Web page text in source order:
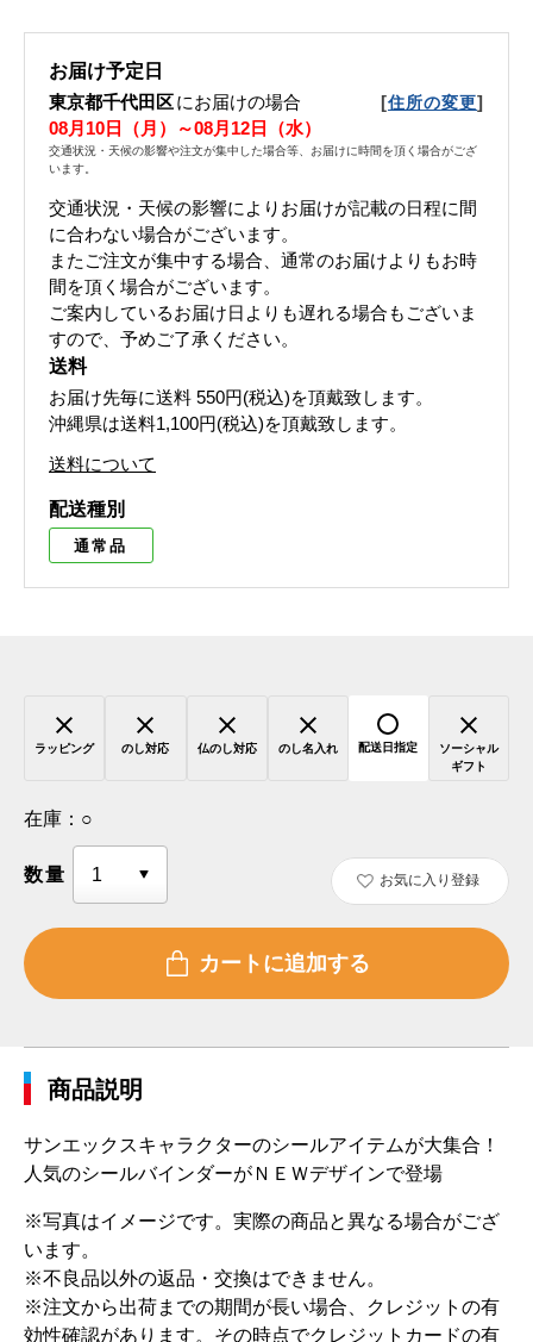
お届け予定日
東京都千代田区にお届けの場合 [住所の変更]
08月10日（月）～08月12日（水）
交通状況・天候の影響や注文が集中した場合等、お届けに時間を頂く場合がござ
います。
交通状況・天候の影響によりお届けが記載の日程に間
に合わない場合がございます。
またご注文が集中する場合、通常のお届けよりもお時
間を頂く場合がございます。
ご案内しているお届け日よりも遅れる場合もございま
すので、予めご了承ください。
送料
お届け先毎に送料 550円(税込)を頂戴致します。
沖縄県は送料1,100円(税込)を頂戴致します。
送料について
配送種別
通常品
ラッピング のし対応 仏のし対応 のし名入れ 配送日指定
ソーシャル
ギフト
在庫： ○
数量 お気に入り登録
商品説明
サンエックスキャラクターのシールアイテムが大集合！
人気のシールバインダーがＮＥＷデザインで登場
※写真はイメージです。実際の商品と異なる場合がござ
います。
※不良品以外の返品・交換はできません。
※注文から出荷までの期間が長い場合、クレジットの有
効性確認があります。その時点でクレジットカードの有